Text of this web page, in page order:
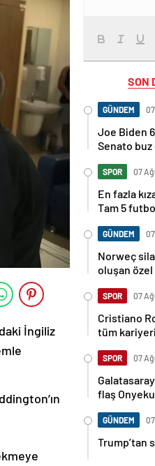
İngiliz
SON
GÜNDEM
Joe Biden
Senato
SPOR 07
En fazla
Tam 5
GÜNDEM
Norweç
oluşan
SPOR 07
Cristiano
tüm
SPOR 07
flaş
GÜNDEM
Trump’tan